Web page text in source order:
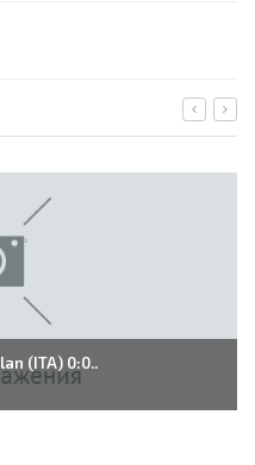
(ITA) 0:0..